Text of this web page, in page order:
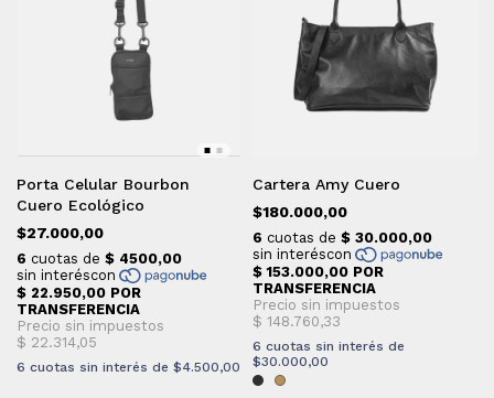
Porta Celular Bourbon
Cuero Ecológico
$27.000,00
6 cuotas sin interés de $4.500,00
Cartera Amy Cuero
$180.000,00
6 cuotas sin interés de
$30.000,00